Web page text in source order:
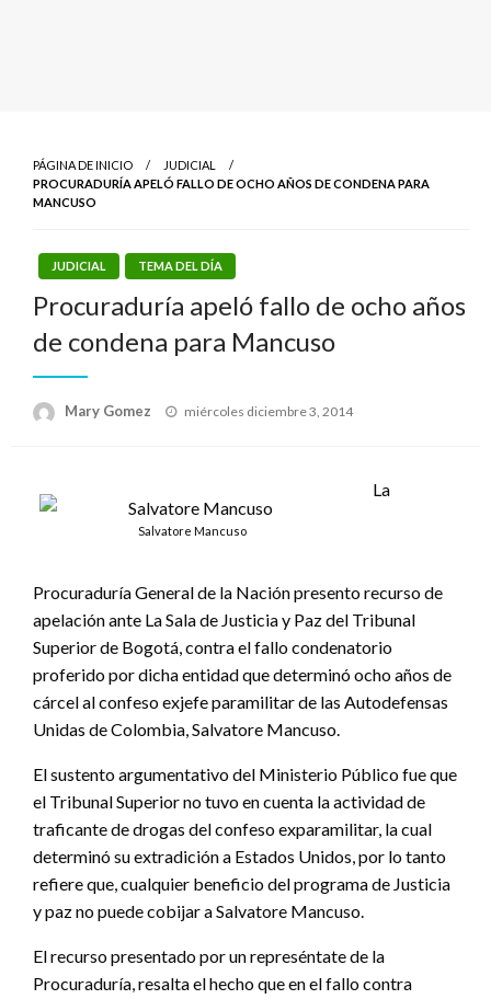
PÁGINA DE INICIO
JUDICIAL
PROCURADURÍA APELÓ FALLO DE OCHO AÑOS DE CONDENA PARA
MANCUSO
JUDICIAL TEMA DEL DÍA
Procuraduría apeló fallo de ocho años
de condena para Mancuso
Mary Gomez
Publicado
miércoles diciembre 3, 2014
Salvatore Mancuso
La
Procuraduría General de la Nación presento recurso de
apelación ante La Sala de Justicia y Paz del Tribunal
Superior de Bogotá, contra el fallo condenatorio
proferido por dicha entidad que determinó ocho años de
cárcel al confeso exjefe paramilitar de las Autodefensas
Unidas de Colombia, Salvatore Mancuso.
El sustento argumentativo del Ministerio Público fue que
el Tribunal Superior no tuvo en cuenta la actividad de
traficante de drogas del confeso exparamilitar, la cual
determinó su extradición a Estados Unidos, por lo tanto
refiere que, cualquier beneficio del programa de Justicia
y paz no puede cobijar a Salvatore Mancuso.
El recurso presentado por un represéntate de la
Procuraduría, resalta el hecho que en el fallo contra